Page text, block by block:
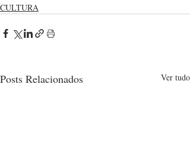
CULTURA
Posts Relacionados Ver tudo